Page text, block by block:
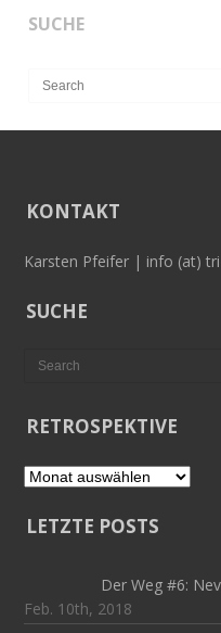
SUCHE
KONTAKT
Karsten Pfeifer | info (at)
SUCHE
RETROSPEKTIVE
Retrospektive
LETZTE POSTS
Der Weg #6:
Feb. 10th, 2018